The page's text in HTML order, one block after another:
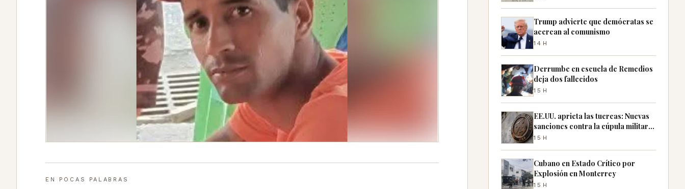
EN POCAS PALABRAS
Trump advierte que demócratas se
acercan al comunismo
14H
Derrumbe en escuela de Remedios
deja dos fallecidos
15H
EE.UU. aprieta las tuercas: Nuevas
sanciones contra la cúpula militar
de Cuba
15H
Cubano en Estado Crítico por
Explosión en Monterrey
15H